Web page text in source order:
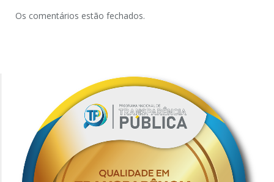
Os comentários estão fechados.